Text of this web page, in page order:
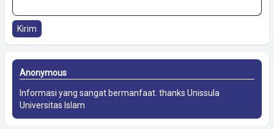
Kirim
Anonymous
Informasi yang sangat bermanfaat. thanks Unissula
Universitas Islam